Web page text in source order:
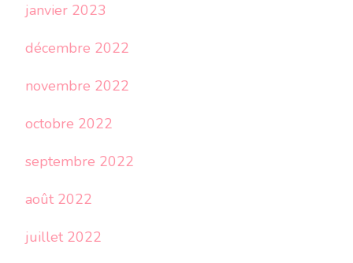
janvier 2023
décembre 2022
novembre 2022
octobre 2022
septembre 2022
août 2022
juillet 2022